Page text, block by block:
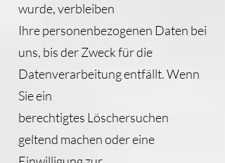
wurde, verbleiben
Ihre personenbezogenen Daten bei
uns, bis der Zweck für die
Datenverarbeitung entfällt. Wenn
Sie ein
berechtigtes Löschersuchen
geltend machen oder eine